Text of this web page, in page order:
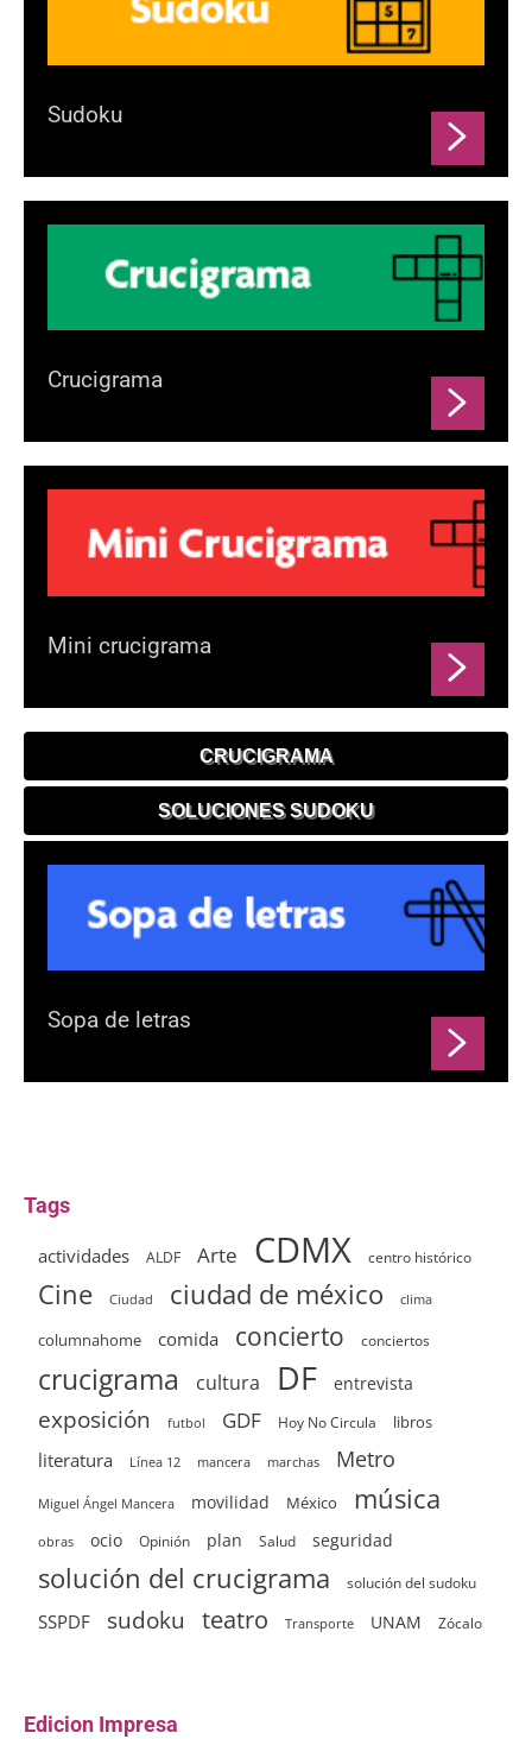
Sudoku
Crucigrama
Mini crucigrama
CRUCIGRAMA
SOLUCIONES SUDOKU
Sopa de letras
Tags
actividades ALDF Arte CDMX centro histórico
Cine Ciudad ciudad de méxico clima
columnahome comida concierto conciertos
crucigrama cultura DF entrevista
exposición futbol GDF Hoy No Circula libros
literatura Línea 12 mancera marchas Metro
Miguel Ángel Mancera movilidad México música
obras ocio Opinión plan Salud seguridad
solución del crucigrama solución del sudoku
SSPDF sudoku teatro Transporte UNAM Zócalo
Edicion Impresa